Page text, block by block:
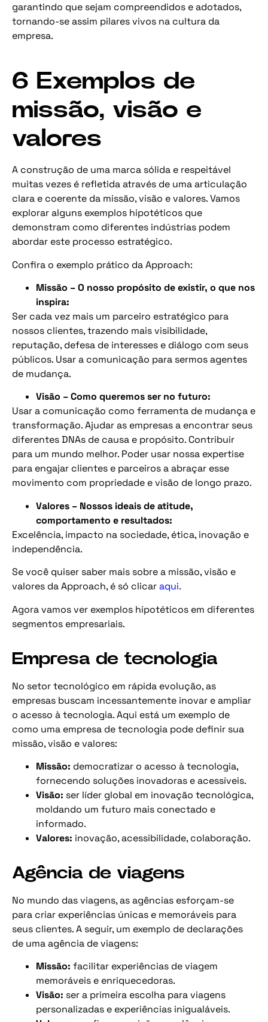
garantindo que sejam compreendidos e adotados,
tornando-se assim pilares vivos na cultura da
empresa.
6 Exemplos de
missão, visão e
valores
A construção de uma marca sólida e respeitável
muitas vezes é refletida através de uma articulação
clara e coerente da missão, visão e valores. Vamos
explorar alguns exemplos hipotéticos que
demonstram como diferentes indústrias podem
abordar este processo estratégico.
Confira o exemplo prático da Approach:
Missão – O nosso propósito de existir, o que nos
inspira:
Ser cada vez mais um parceiro estratégico para
nossos clientes, trazendo mais visibilidade,
reputação, defesa de interesses e diálogo com seus
públicos. Usar a comunicação para sermos agentes
de mudança.
Visão – Como queremos ser no futuro:
Usar a comunicação como ferramenta de mudança e
transformação. Ajudar as empresas a encontrar seus
diferentes DNAs de causa e propósito. Contribuir
para um mundo melhor. Poder usar nossa expertise
para engajar clientes e parceiros a abraçar esse
movimento com propriedade e visão de longo prazo.
Valores – Nossos ideais de atitude,
comportamento e resultados:
Excelência, impacto na sociedade, ética, inovação e
independência.
Se você quiser saber mais sobre a missão, visão e
valores da Approach, é só clicaraqui.
Agora vamos ver exemplos hipotéticos em diferentes
segmentos empresariais.
Empresa de tecnologia
No setor tecnológico em rápida evolução, as
empresas buscam incessantemente inovar e ampliar
o acesso à tecnologia. Aqui está um exemplo de
como uma empresa de tecnologia pode definir sua
missão, visão e valores:
Missão: democratizar o acesso à tecnologia,
fornecendo soluções inovadoras e acessíveis.
Visão: ser líder global em inovação tecnológica,
moldando um futuro mais conectado e
informado.
Valores: inovação, acessibilidade, colaboração.
Agência de viagens
No mundo das viagens, as agências esforçam-se
para criar experiências únicas e memoráveis para
seus clientes. A seguir, um exemplo de declarações
de uma agência de viagens:
Missão: facilitar experiências de viagem
memoráveis e enriquecedoras.
Visão: ser a primeira escolha para viagens
personalizadas e experiências inigualáveis.